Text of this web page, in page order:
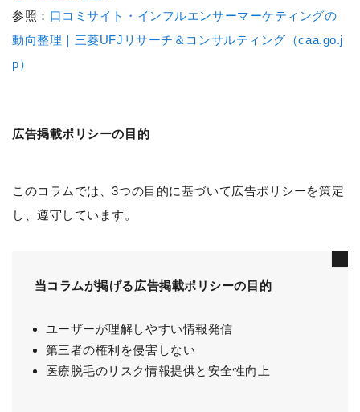
参照： 口コミサイト・インフルエンサーマーケティングの
動向整理｜三菱UFJリサーチ＆コンサルティング（caa.go.j
p）
広告掲載ポリシーの目的
このコラムでは、3つの目的に基づいて広告ポリシーを策定
し、遵守しています。
当コラムが掲げる広告掲載ポリシーの目的
ユーザーが理解しやすい情報発信
第三者の権利を侵害しない
医療脱毛のリスク情報提供と安全性向上